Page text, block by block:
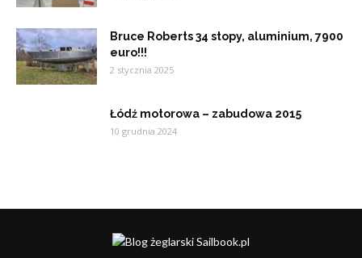
Bruce Roberts 34 stopy, aluminium, 7900
euro!!!
2 stycznia 2025
Łódź motorowa – zabudowa 2015
10 grudnia 2024